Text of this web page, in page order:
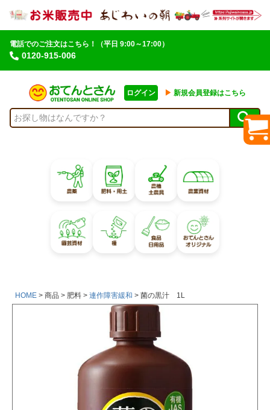
電話でのご注文はこちら！
0120-915-006
（平日 9:00～17:00）
ログイン ▶︎ 新規会員登録はこちら
HOME 商品 肥料 連作障害緩和 菌の黒汁 1L